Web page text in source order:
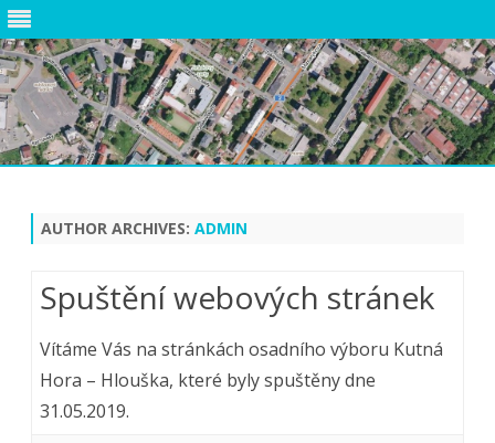
AUTHOR ARCHIVES: ADMIN
Spuštění webových stránek
Vítáme Vás na stránkách osadního výboru Kutná
Hora – Hlouška, které byly spuštěny dne
31.05.2019.